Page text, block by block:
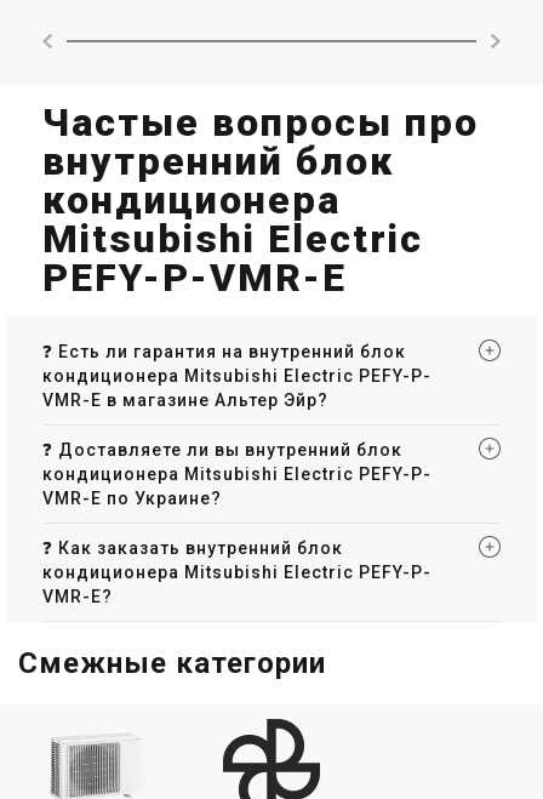
Частые вопросы про
внутренний блок
кондиционера
Mitsubishi Electric
PEFY-P-VMR-E
❓ Есть ли гарантия на внутренний блок
кондиционера Mitsubishi Electric PEFY-P-
VMR-E в магазине Альтер Эйр?
❓ Доставляете ли вы внутренний блок
кондиционера Mitsubishi Electric PEFY-P-
VMR-E по Украине?
❓ Как заказать внутренний блок
кондиционера Mitsubishi Electric PEFY-P-
VMR-E?
Смежные категории